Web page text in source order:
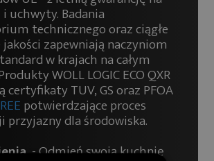
i uchwyty. Badania
technicznego oraz ciągłe
zapewniają naczyniom
w krajach na całym
WOLL LOGIC ECO QXR
certyfikaty TUV, GS oraz PFOA
potwierdzające proces
przyjazny dla środowiska.
- Odmień swoją kuchnię